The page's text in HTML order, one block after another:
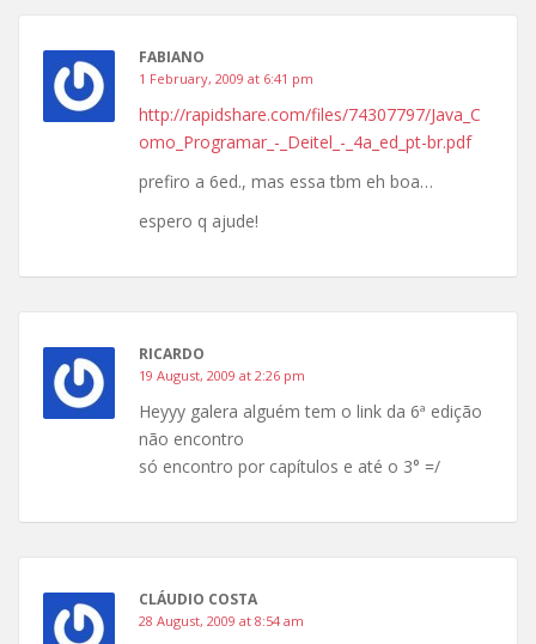
FABIANO
1 February, 2009 at 6:41 pm
http://rapidshare.com/files/74307797/Java_C
omo_Programar_-_Deitel_-_4a_ed_pt-br.pdf
prefiro a 6ed., mas essa tbm eh boa…
espero q ajude!
RICARDO
19 August, 2009 at 2:26 pm
Heyyy galera alguém tem o link da 6ª edição
não encontro
só encontro por capítulos e até o 3° =/
CLÁUDIO COSTA
28 August, 2009 at 8:54 am